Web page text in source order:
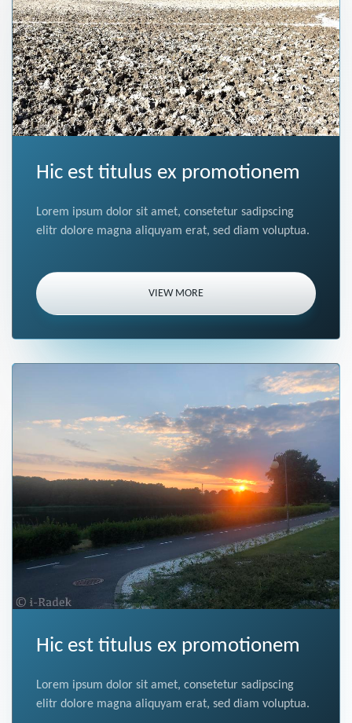
Hic est titulus ex promotionem
Lorem ipsum dolor sit amet, consetetur sadipscing
elitr dolore magna aliquyam erat, sed diam voluptua.
VIEW MORE
Hic est titulus ex promotionem
Lorem ipsum dolor sit amet, consetetur sadipscing
elitr dolore magna aliquyam erat, sed diam voluptua.